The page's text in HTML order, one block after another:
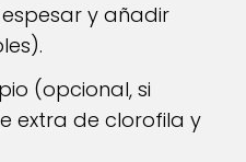
y añadir
(opcional, si
extra de clorofila y